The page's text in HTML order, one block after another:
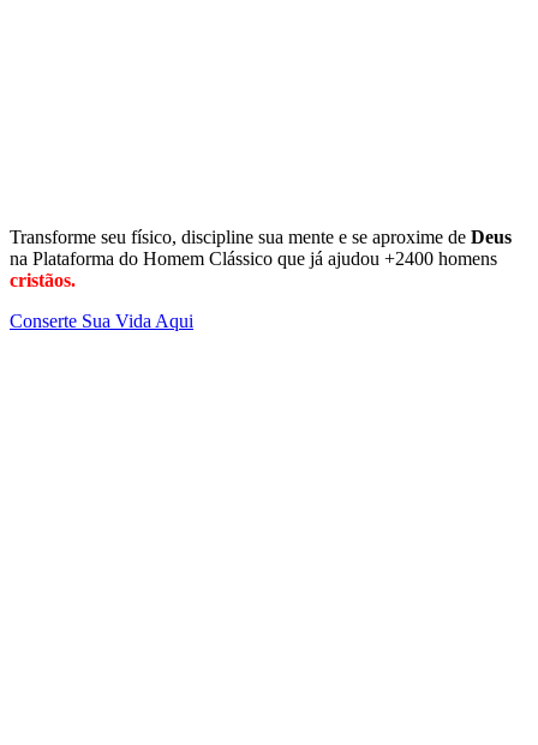
Transforme seu físico, discipline sua mente e se aproxime de Deus
na Plataforma do Homem Clássico que já ajudou +2400 homens
cristãos.
Conserte Sua Vida Aqui